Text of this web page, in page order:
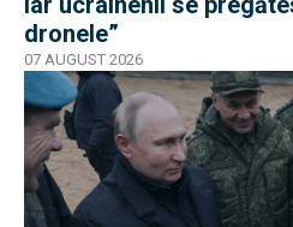
dronele”
07 AUGUST 2026